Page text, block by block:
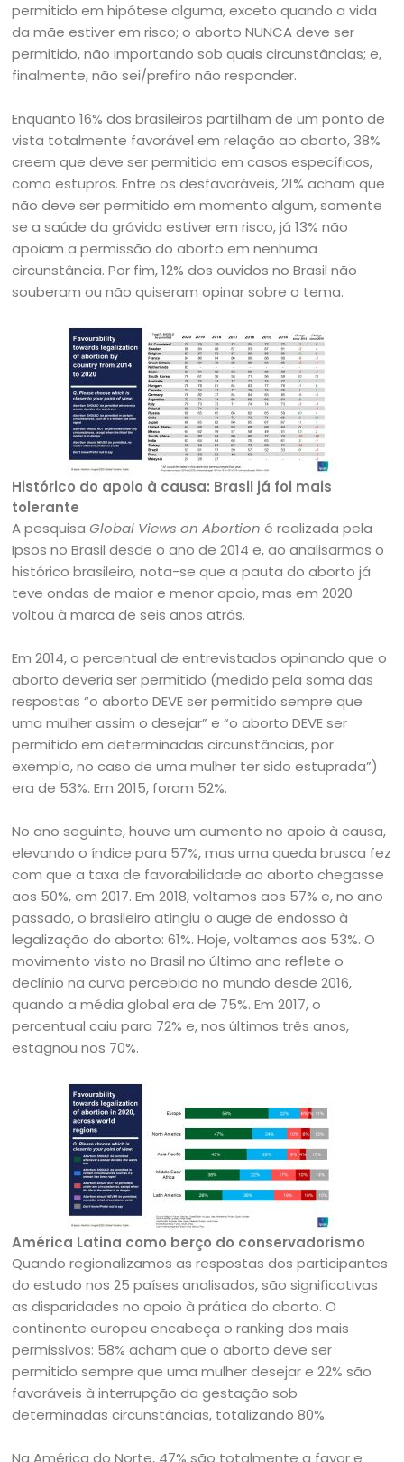
permitido em hipótese alguma, exceto quando a vida
da mãe estiver em risco; o aborto NUNCA deve ser
permitido, não importando sob quais circunstâncias; e,
finalmente, não sei/prefiro não responder.
Enquanto 16% dos brasileiros partilham de um ponto de
vista totalmente favorável em relação ao aborto, 38%
creem que deve ser permitido em casos específicos,
como estupros. Entre os desfavoráveis, 21% acham que
não deve ser permitido em momento algum, somente
se a saúde da grávida estiver em risco, já 13% não
apoiam a permissão do aborto em nenhuma
circunstância. Por fim, 12% dos ouvidos no Brasil não
souberam ou não quiseram opinar sobre o tema.
Histórico do apoio à causa: Brasil já foi mais
tolerante
A pesquisaGlobal Views on Abortioné realizada pela
Ipsos no Brasil desde o ano de 2014 e, ao analisarmos o
histórico brasileiro, nota-se que a pauta do aborto já
teve ondas de maior e menor apoio, mas em 2020
voltou à marca de seis anos atrás.
Em 2014, o percentual de entrevistados opinando que o
aborto deveria ser permitido (medido pela soma das
respostas “o aborto DEVE ser permitido sempre que
uma mulher assim o desejar” e “o aborto DEVE ser
permitido em determinadas circunstâncias, por
exemplo, no caso de uma mulher ter sido estuprada”)
era de 53%. Em 2015, foram 52%.
No ano seguinte, houve um aumento no apoio à causa,
elevando o índice para 57%, mas uma queda brusca fez
com que a taxa de favorabilidade ao aborto chegasse
aos 50%, em 2017. Em 2018, voltamos aos 57% e, no ano
passado, o brasileiro atingiu o auge de endosso à
legalização do aborto: 61%. Hoje, voltamos aos 53%. O
movimento visto no Brasil no último ano reflete o
declínio na curva percebido no mundo desde 2016,
quando a média global era de 75%. Em 2017, o
percentual caiu para 72% e, nos últimos três anos,
estagnou nos 70%.
América Latina como berço do conservadorismo
Quando regionalizamos as respostas dos participantes
do estudo nos 25 países analisados, são significativas
as disparidades no apoio à prática do aborto. O
continente europeu encabeça o ranking dos mais
permissivos: 58% acham que o aborto deve ser
permitido sempre que uma mulher desejar e 22% são
favoráveis à interrupção da gestação sob
determinadas circunstâncias, totalizando 80%.
Na América do Norte, 47% são totalmente a favor e